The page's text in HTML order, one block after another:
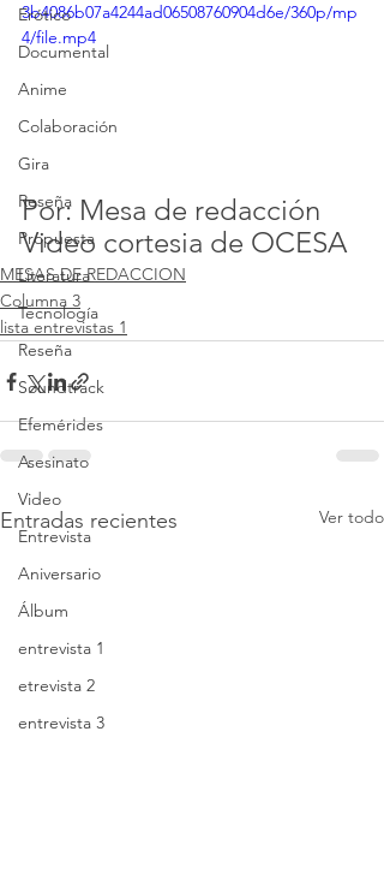
Erótico
Documental
Anime
Colaboración
Gira
Reseña
Propuesta
Literatura
Tecnología
Reseña
Soundtrack
Efemérides
Asesinato
Video
Entrevista
Aniversario
Álbum
entrevista 1
etrevista 2
entrevista 3
3b4086b07a4244ad06508760904d6e/360p/mp
4/file.mp4
Por: Mesa de redacción
Video cortesia de OCESA
MESAS DE REDACCION
Columna 3
lista entrevistas 1
Entradas recientes Ver todo